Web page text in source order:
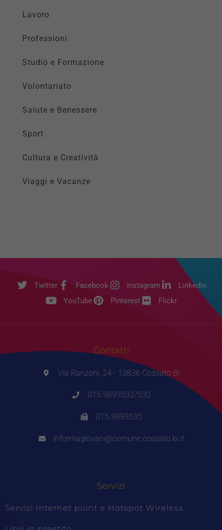
Lavoro
Professioni
Studio e Formazione
Volontariato
Salute e Benessere
Sport
Cultura e Creatività
Viaggi e Vacanze
Twitter Facebook Instagram
Linkedin
YouTube
Pinterest Flickr
Contatti
Via Ranzoni, 24 - 13836 Cossato BI
015.9893532/530
015.9893535
informagiovani@comune.cossato.bi.it
Servizi
Servizi Internet point e Hotspot Wireless